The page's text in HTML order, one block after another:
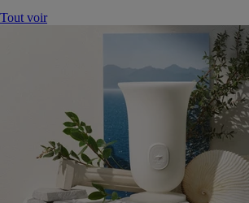
Tout voir